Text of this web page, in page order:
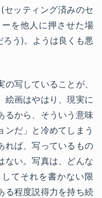
セッティング済みのセ
を他人に押させた場
う)。ようは良くも悪
写していることが、
絵画はやはり、現実に
るから、そういう意味
ンだ」と冷めてしまう
れば、写っているもの
ない。写真は、どんな
てそれを書かない限
る程度説得力を持ち続